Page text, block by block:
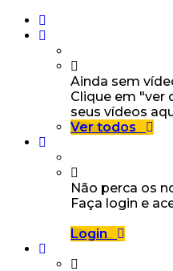
Ainda sem
Clique em "ver
seus vídeos
Ver todos
Não perca os
Faça login e
Login